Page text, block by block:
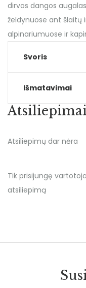
dirvos dangos
želdynuose ant šlaitų
alpinariumuose ir
Svoris
Išmatavimai
Atsiliepimų dar nėra
Tik prisijungę
atsiliepimą